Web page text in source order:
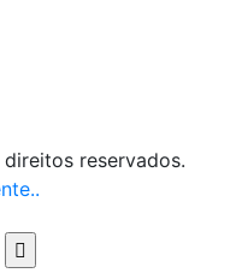
reservados.